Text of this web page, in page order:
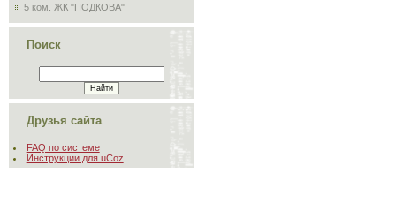
5 ком. ЖК "ПОДКОВА"
Поиск
Друзья сайта
FAQ по системе
Инструкции для uCoz